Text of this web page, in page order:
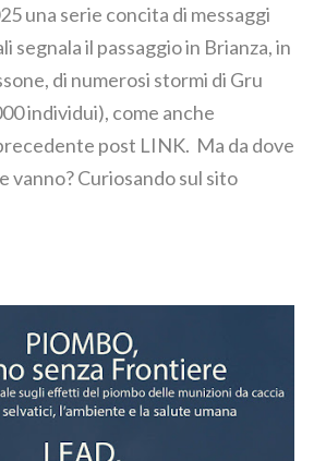
una serie concita di messaggi
segnala il passaggio in Brianza, in
di numerosi stormi di Gru
individui), come anche
post LINK. Ma da dove
vanno? Curiosando sul sito